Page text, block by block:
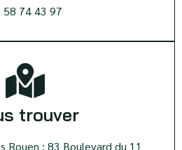
58 74 43 97
trouver
Rouen : 83 Boulevard du 11